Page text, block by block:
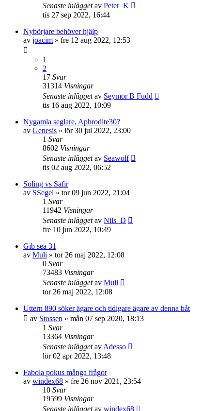
Senaste inläggetav Peter_K
tis 27 sep 2022, 16:44
Nybörjare behöver hjälp
av joacim » fre 12 aug 2022, 12:53
1
2
17 Svar
31314 Visningar
Senaste inläggetav Seymor B Fudd
tis 16 aug 2022, 10:09
Nygamla seglare, Aphrodite30?
av Genesis » lör 30 jul 2022, 23:00
1 Svar
8602 Visningar
Senaste inläggetav Seawolf
tis 02 aug 2022, 06:52
Soling vs Safir
av SSegel » tor 09 jun 2022, 21:04
1 Svar
11942 Visningar
Senaste inläggetav Nils_D
fre 10 jun 2022, 10:49
Gib sea 31
av Muli » tor 26 maj 2022, 12:08
0 Svar
73483 Visningar
Senaste inläggetav Muli
tor 26 maj 2022, 12:08
Uttern 890 söker ägare och tidigare ägare av denna båt
av Stossen » mån 07 sep 2020, 18:13
1 Svar
13364 Visningar
Senaste inläggetav Adesso
lör 02 apr 2022, 13:48
Fabola pokus många frågor
av windex68 » fre 26 nov 2021, 23:54
10 Svar
19599 Visningar
Senaste inläggetav windex68